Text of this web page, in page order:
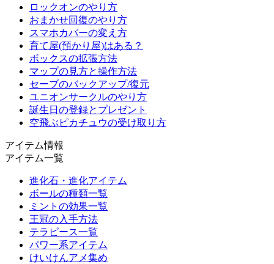
ロックオンのやり方
おまかせ回復のやり方
スマホカバーの変え方
育て屋(預かり屋)はある？
ボックスの拡張方法
マップの見方と操作方法
セーブのバックアップ/復元
ユニオンサークルのやり方
誕生日の登録とプレゼント
空飛ぶピカチュウの受け取り方
アイテム情報
アイテム一覧
進化石・進化アイテム
ボールの種類一覧
ミントの効果一覧
王冠の入手方法
テラピース一覧
パワー系アイテム
けいけんアメ集め